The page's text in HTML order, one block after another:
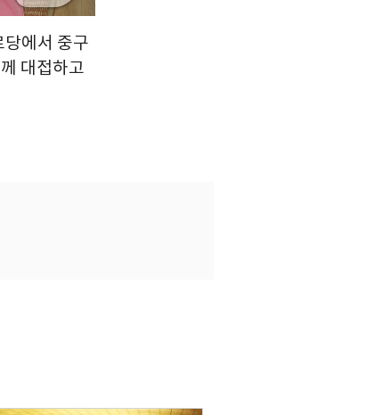
에서 중구
대접하고